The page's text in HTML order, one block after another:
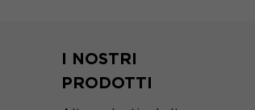
I NOSTRI
PRODOTTI